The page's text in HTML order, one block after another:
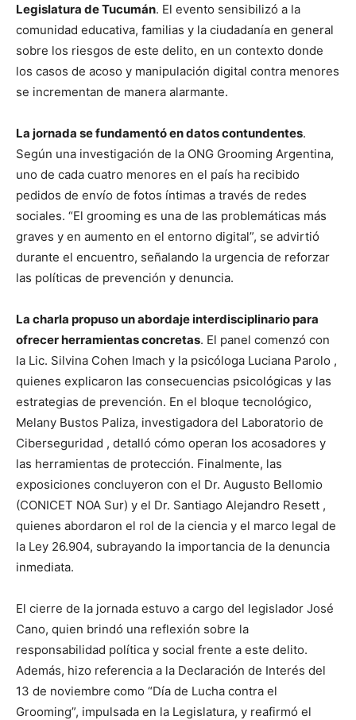
Legislatura de Tucumán. El evento sensibilizó a la
comunidad educativa, familias y la ciudadanía en general
sobre los riesgos de este delito, en un contexto donde
los casos de acoso y manipulación digital contra menores
se incrementan de manera alarmante.
La jornada se fundamentó en datos contundentes.
Según una investigación de la ONG Grooming Argentina,
uno de cada cuatro menores en el país ha recibido
pedidos de envío de fotos íntimas a través de redes
sociales. “El grooming es una de las problemáticas más
graves y en aumento en el entorno digital”, se advirtió
durante el encuentro, señalando la urgencia de reforzar
las políticas de prevención y denuncia.
La charla propuso un abordaje interdisciplinario para
ofrecer herramientas concretas. El panel comenzó con
la Lic. Silvina Cohen Imach y la psicóloga Luciana Parolo ,
quienes explicaron las consecuencias psicológicas y las
estrategias de prevención. En el bloque tecnológico,
Melany Bustos Paliza, investigadora del Laboratorio de
Ciberseguridad , detalló cómo operan los acosadores y
las herramientas de protección. Finalmente, las
exposiciones concluyeron con el Dr. Augusto Bellomio
(CONICET NOA Sur) y el Dr. Santiago Alejandro Resett ,
quienes abordaron el rol de la ciencia y el marco legal de
la Ley 26.904, subrayando la importancia de la denuncia
inmediata.
El cierre de la jornada estuvo a cargo del legislador José
Cano, quien brindó una reflexión sobre la
responsabilidad política y social frente a este delito.
Además, hizo referencia a la Declaración de Interés del
13 de noviembre como “Día de Lucha contra el
Grooming”, impulsada en la Legislatura, y reafirmó el